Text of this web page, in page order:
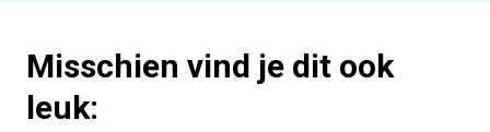
Misschien vind je dit ook
leuk: